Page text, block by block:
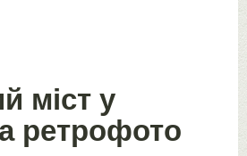
міст у
ретрофото